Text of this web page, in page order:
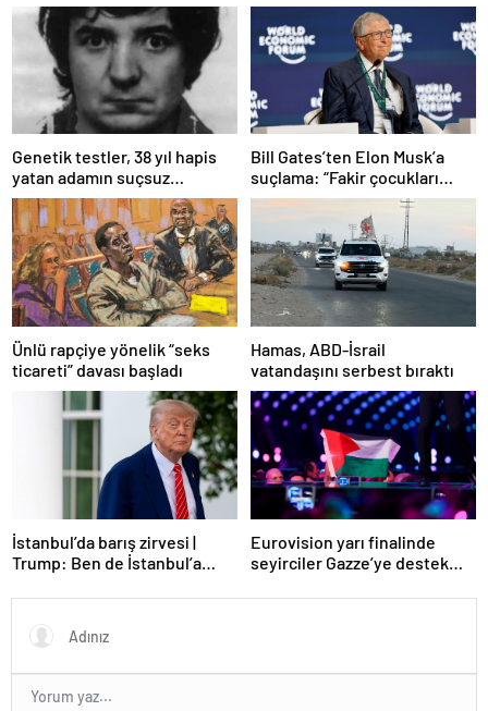
Genetik testler, 38 yıl hapis
yatan adamın suçsuz
olduğunu ortaya çıkardı
Bill Gates’ten Elon Musk’a
suçlama: “Fakir çocukları
öldürdü”
Ünlü rapçiye yönelik “seks
ticareti” davası başladı
Hamas, ABD-İsrail
vatandaşını serbest bıraktı
İstanbul’da barış zirvesi |
Trump: Ben de İstanbul’a
Eurovision yarı finalinde
seyirciler Gazze’ye destek